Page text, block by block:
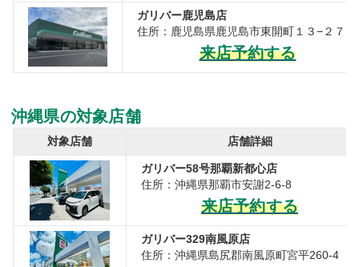
ガリバー鹿児島店
住所：鹿児島県鹿児島市東開町１３−２７
来店予約する
沖縄県の対象店舗
対象店舗 店舗詳細
ガリバー58号那覇新都心店
住所：沖縄県那覇市安謝2-6-8
来店予約する
ガリバー329南風原店
住所：沖縄県島尻郡南風原町宮平260-4